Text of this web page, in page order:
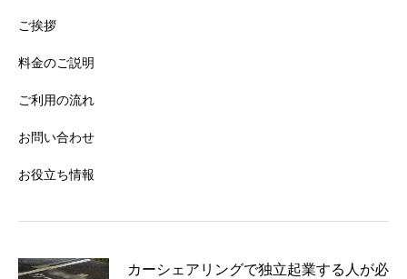
ご挨拶
料金のご説明
ご利用の流れ
お問い合わせ
お役立ち情報
カーシェアリングで独立起業する人が必